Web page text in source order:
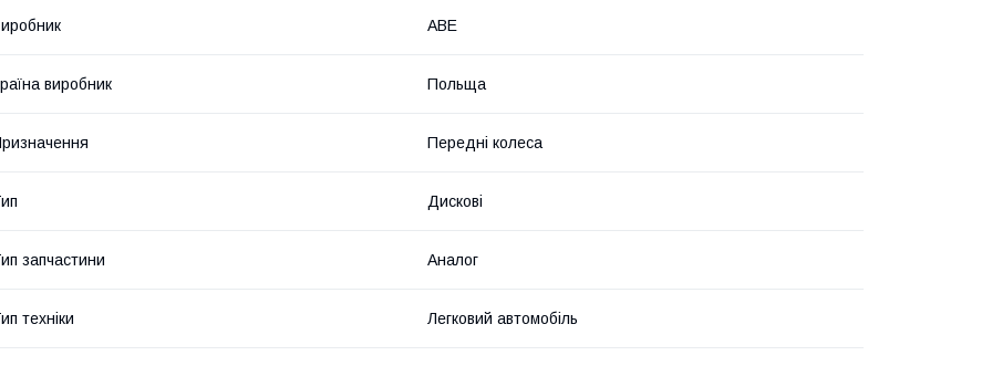
ABE
виробник Польща
Передні колеса
Дискові
запчастини Аналог
техніки Легковий автомобіль